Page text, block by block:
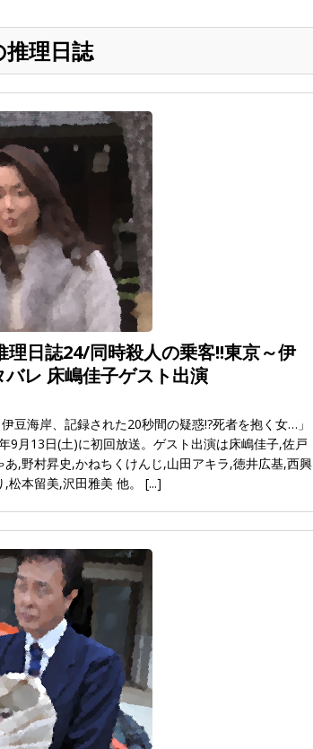
理日誌
理日誌24/同時殺人の乗客!!東京～伊
レ 床嶋佳子ゲスト出演
豆海岸、記録された20秒間の疑惑!?死者を抱く女…」
9月13日(土)に初回放送。ゲスト出演は床嶋佳子,佐戸
,野村昇史,かねちくけんじ,山田アキラ,徳井広基,西興
松本留美,沢田雅美 他。 [...]